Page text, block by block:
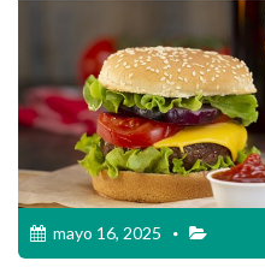
mayo 16, 2025